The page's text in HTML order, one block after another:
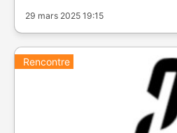
29 mars 2025 19:15
Rencontre